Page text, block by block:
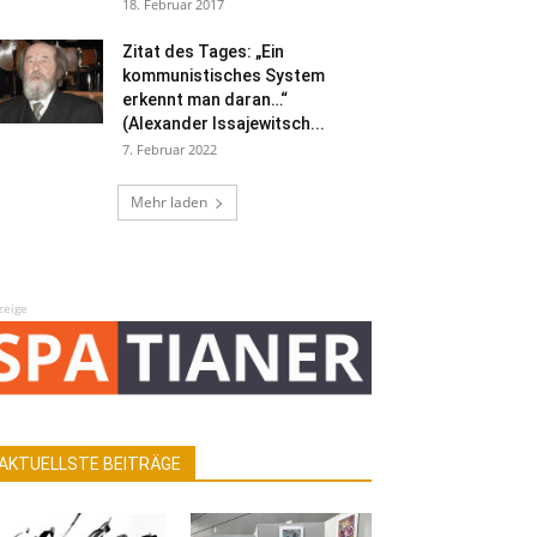
18. Februar 2017
Zitat des Tages: „Ein
kommunistisches System
erkennt man daran…“
(Alexander Issajewitsch...
7. Februar 2022
Mehr laden
BEITRÄGE